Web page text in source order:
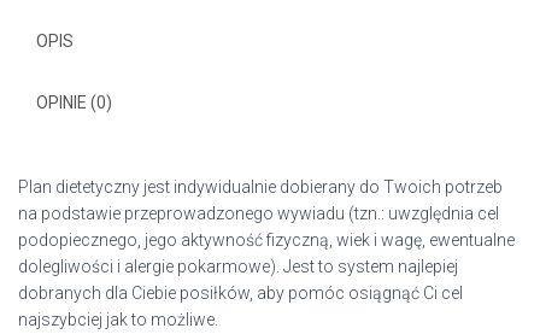
OPIS
OPINIE (0)
Plan dietetyczny jest indywidualnie dobierany do Twoich potrzeb
na podstawie przeprowadzonego wywiadu (tzn.: uwzględnia cel
podopiecznego, jego aktywność fizyczną, wiek i wagę, ewentualne
dolegliwości i alergie pokarmowe). Jest to system najlepiej
dobranych dla Ciebie posiłków, aby pomóc osiągnąć Ci cel
najszybciej jak to możliwe.